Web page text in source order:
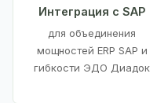
Интеграция с SAP
для объединения
мощностей ERP SAP и
гибкости ЭДО Диадок